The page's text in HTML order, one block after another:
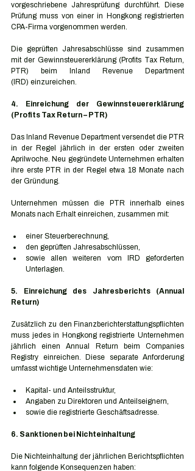
vorgeschriebene Jahresprüfung durchführt. Diese
Prüfung muss von einer in Hongkong registrierten
CPA-Firma vorgenommen werden.
Die geprüften Jahresabschlüsse sind zusammen
mit der Gewinnsteuererklärung (Profits Tax Return,
PTR) beim Inland Revenue Department
(IRD) einzureichen.
4. Einreichung der Gewinnsteuererklärung
(Profits Tax Return – PTR)
Das Inland Revenue Department versendet die PTR
in der Regel jährlich in der ersten oder zweiten
Aprilwoche. Neu gegründete Unternehmen erhalten
ihre erste PTR in der Regel etwa 18 Monate nach
der Gründung.
Unternehmen müssen die PTR innerhalb eines
Monats nach Erhalt einreichen, zusammen mit:
einer Steuerberechnung,
den geprüften Jahresabschlüssen,
sowie allen weiteren vom IRD geforderten
Unterlagen.
5. Einreichung des Jahresberichts (Annual
Return)
Zusätzlich zu den Finanzberichterstattungspflichten
muss jedes in Hongkong registrierte Unternehmen
jährlich einen Annual Return beim Companies
Registry einreichen. Diese separate Anforderung
umfasst wichtige Unternehmensdaten wie:
Kapital- und Anteilsstruktur,
Angaben zu Direktoren und Anteilseignern,
sowie die registrierte Geschäftsadresse.
6. Sanktionen bei Nichteinhaltung
Die Nichteinhaltung der jährlichen Berichtspflichten
kann folgende Konsequenzen haben: